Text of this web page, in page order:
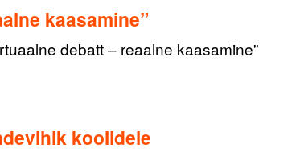
kaasamine”
debatt – reaalne kaasamine”
koolidele